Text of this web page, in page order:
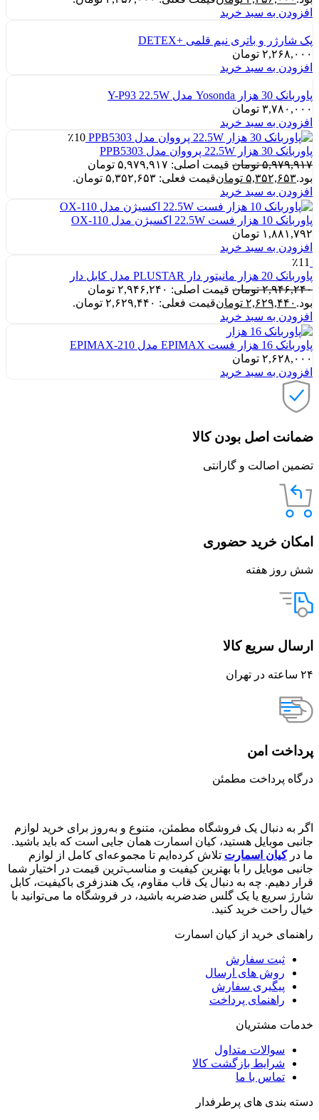
افزودن به سبد خرید
پک شارژر و باتری نیم قلمی +DETEX
۲,۲۶۸,۰۰۰ تومان
افزودن به سبد خرید
پاوربانک 30 هزار Yosonda مدل Y-P93 22.5W
۳,۷۸۰,۰۰۰ تومان
افزودن به سبد خرید
٪10
پاوربانک 30 هزار 22.5W پرووان مدل PPB5303
۵,۹۷۹,۹۱۷ تومان
قیمت اصلی: ۵,۹۷۹,۹۱۷ تومان
بود.۵,۳۵۲,۶۵۳ تومانقیمت فعلی: ۵,۳۵۲,۶۵۳ تومان.
افزودن به سبد خرید
پاوربانک 10 هزار فست 22.5W اکسیژن مدل OX-110
۱,۸۸۱,۷۹۲ تومان
افزودن به سبد خرید
٪11
پاوربانک 20 هزار مانیتور دار PLUSTAR مدل کابل دار
۲,۹۴۶,۲۴۰ تومان
قیمت اصلی: ۲,۹۴۶,۲۴۰ تومان
بود. ۲,۶۲۹,۴۴۰ تومانقیمت فعلی: ۲,۶۲۹,۴۴۰ تومان.
افزودن به سبد خرید
پاوربانک 16 هزار فست EPIMAX مدل EPIMAX-210
۲,۶۲۸,۰۰۰ تومان
افزودن به سبد خرید
ضمانت اصل بودن کالا
تضمین اصالت و گارانتی
امکان خرید حضوری
شش روز هفته
ارسال سریع کالا
۲۴ ساعته در تهران
پرداخت امن
درگاه پرداخت مطمئن
اگر به دنبال یک فروشگاه مطمئن، متنوع و به‌روز برای خرید لوازم
جانبی موبایل هستید، کیان اسمارت همان جایی است که باید باشید.
ما درکیان اسمارت تلاش کرده‌ایم تا مجموعه‌ای کامل از لوازم
جانبی موبایل را با بهترین کیفیت و مناسب‌ترین قیمت در اختیار شما
قرار دهیم. چه به دنبال یک قاب مقاوم، یک هندزفری باکیفیت، کابل
شارژ سریع یا یک گلس ضدضربه باشید، در فروشگاه ما می‌توانید با
خیال راحت خرید کنید.
راهنمای خرید از کیان اسمارت
ثبت سفارش
روش‌ های ارسال
پیگیری سفارش
راهنمای پرداخت
خدمات مشتریان
سوالات متداول
شرایط بازگشت کالا
تماس با ما
دسته بندی های پرطرفدار